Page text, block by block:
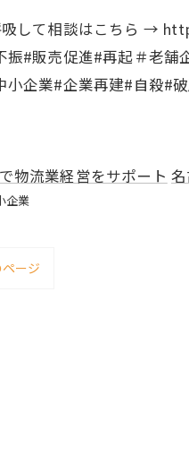
吸して相談はこちら →
振#販売促進#再起＃老舗
小企業#企業再建#自殺#
物流業経営をサポート
企業
ージ